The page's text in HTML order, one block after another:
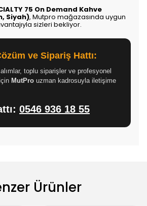
75 On Demand Kahve
Siyah), Mutpro mağazasında uygun
sizleri bekliyor.
ve Sipariş Hattı:
toplu siparişler ve profesyonel
MutPro uzman kadrosuyla iletişime
0546 936 18 55
Ürünler